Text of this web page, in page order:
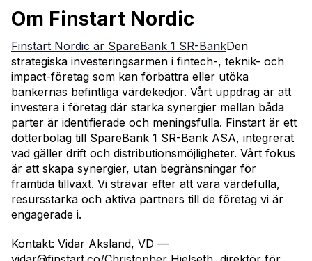
Om Finstart Nordic
Finstart Nordic är SpareBank 1 SR-BankDen
strategiska investeringsarmen i fintech-, teknik- och
impact-företag som kan förbättra eller utöka
bankernas befintliga värdekedjor. Vårt uppdrag är att
investera i företag där starka synergier mellan båda
parter är identifierade och meningsfulla. Finstart är ett
dotterbolag till SpareBank 1 SR-Bank ASA, integrerat
vad gäller drift och distributionsmöjligheter. Vårt fokus
är att skapa synergier, utan begränsningar för
framtida tillväxt. Vi strävar efter att vara värdefulla,
resursstarka och aktiva partners till de företag vi är
engagerade i.
Kontakt: Vidar Aksland, VD —